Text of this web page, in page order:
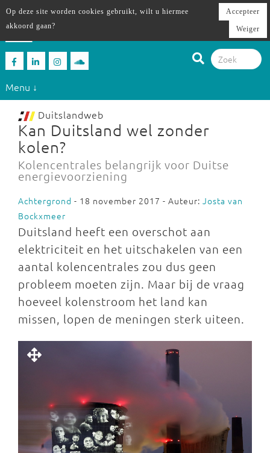
Menu ↓
Duitslandweb
Kan Duitsland wel zonder
kolen?
Kolencentrales belangrijk voor Duitse
energievoorziening
Achtergrond - 18 november 2017 - Auteur: Josta van
Bockxmeer
Duitsland heeft een overschot aan
elektriciteit en het uitschakelen van een
aantal kolencentrales zou dus geen
probleem moeten zijn. Maar bij de vraag
hoeveel kolenstroom het land kan
missen, lopen de meningen sterk uiteen.
Op deze site worden cookies gebruikt, wilt u hiermee
akkoord gaan?
Accepteer
Weiger